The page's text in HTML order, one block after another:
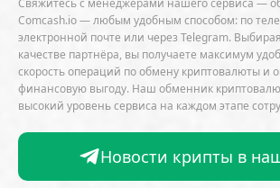
Bitfarms
Bitfinex Bitget
BitMEX
BitOK Bitwise
Bloomberg
BNB Chain
BNP
Börse Stuttgart
BTCFi Bullish
Chainalysis Chainlink
Свяжитесь с менеджерами нашего сервиса —
Comcash.io — любым удобным способом: по
электронной почте или через Telegram.
качестве партнёра, вы получаете максимум
скорость операций по обмену криптовалюты и
финансовую выгоду. Наш обменник
высокий уровень сервиса на каждом этапе
Новости крипты в